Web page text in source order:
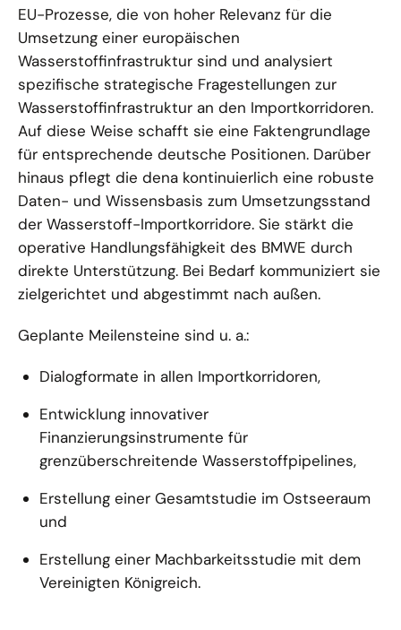
EU-Prozesse, die von hoher Relevanz für die
Umsetzung einer europäischen
Wasserstoffinfrastruktur sind und analysiert
spezifische strategische Fragestellungen zur
Wasserstoffinfrastruktur an den Importkorridoren.
Auf diese Weise schafft sie eine Faktengrundlage
für entsprechende deutsche Positionen. Darüber
hinaus pflegt die dena kontinuierlich eine robuste
Daten- und Wissensbasis zum Umsetzungsstand
der Wasserstoff-Importkorridore. Sie stärkt die
operative Handlungsfähigkeit des BMWE durch
direkte Unterstützung. Bei Bedarf kommuniziert sie
zielgerichtet und abgestimmt nach außen.
Geplante Meilensteine sind u. a.:
Dialogformate in allen Importkorridoren,
Entwicklung innovativer
Finanzierungsinstrumente für
grenzüberschreitende Wasserstoffpipelines,
Erstellung einer Gesamtstudie im Ostseeraum
und
Erstellung einer Machbarkeitsstudie mit dem
Vereinigten Königreich.